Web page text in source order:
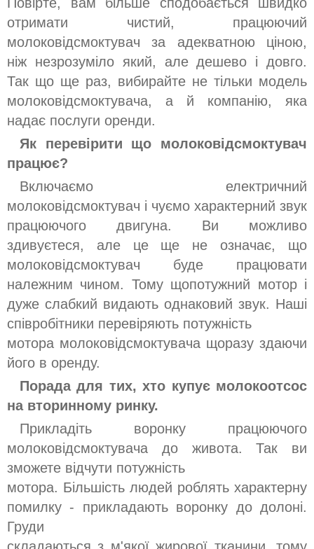
отримати чистий, працюючий
молоковідсмоктувач за адекватною ціною,
ніж незрозуміло який, але дешево і довго.
Так що ще раз, вибирайте не тільки модель
молоковідсмоктувача, а й компанію, яка
надає послуги оренди.
Як перевірити що молоковідсмоктувач
працює?
Включаємо електричний
молоковідсмоктувач і чуємо характерний звук
працюючого двигуна. Ви можливо
здивуєтеся, але це ще не означає, що
молоковідсмоктувач буде працювати
належним чином. Тому щопотужний мотор і
дуже слабкий видають однаковий звук. Наші
співробітники перевіряють потужність
мотора молоковідсмоктувача щоразу здаючи
його в оренду.
Порада для тих, хто купує молокоотсос
на вторинному ринку.
Прикладіть воронку працюючого
молоковідсмоктувача до живота. Так ви
зможете відчути потужність
мотора. Більшість людей роблять характерну
помилку - прикладають воронку до долоні.
Груди